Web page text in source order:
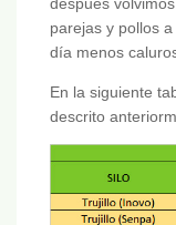
parejas y pollos
día menos
En la siguiente
descrito